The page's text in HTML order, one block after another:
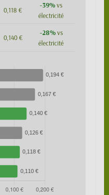
0,118 €
-39%vs
électricité
0,140 €
-28%vs
électricité